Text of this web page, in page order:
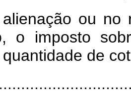
ou no
o imposto
de